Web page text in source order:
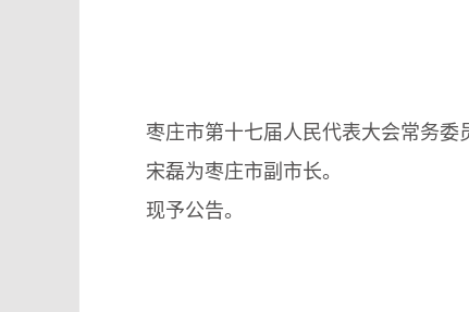
枣庄市第十七届人民代表大会常务委
宋磊为枣庄市副市长。
现予公告。